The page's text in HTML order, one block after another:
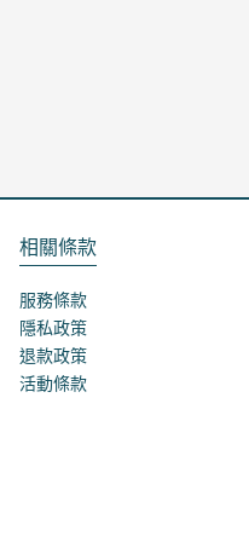
相關條款
服務條款
隱私政策
退款政策
活動條款